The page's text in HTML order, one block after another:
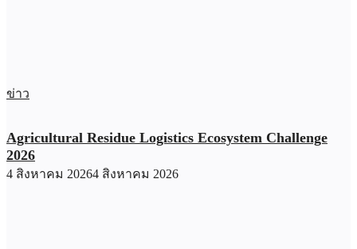
ข่าว
Agricultural Residue Logistics Ecosystem Challenge
2026
4 สิงหาคม 20264 สิงหาคม 2026